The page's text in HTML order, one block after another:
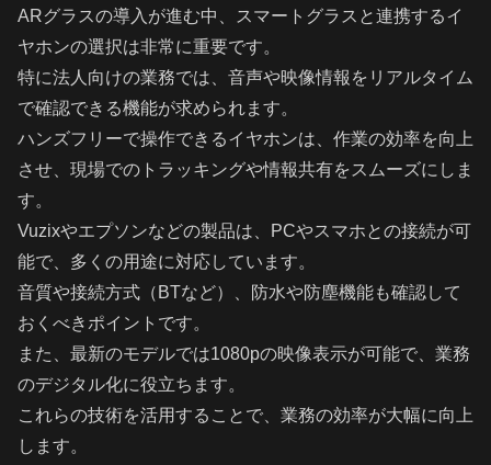
ARグラスの導入が進む中、スマートグラスと連携するイ
ヤホンの選択は非常に重要です。
特に法人向けの業務では、音声や映像情報をリアルタイム
で確認できる機能が求められます。
ハンズフリーで操作できるイヤホンは、作業の効率を向上
させ、現場でのトラッキングや情報共有をスムーズにしま
す。
Vuzixやエプソンなどの製品は、PCやスマホとの接続が可
能で、多くの用途に対応しています。
音質や接続方式（BTなど）、防水や防塵機能も確認して
おくべきポイントです。
また、最新のモデルでは1080pの映像表示が可能で、業務
のデジタル化に役立ちます。
これらの技術を活用することで、業務の効率が大幅に向上
します。